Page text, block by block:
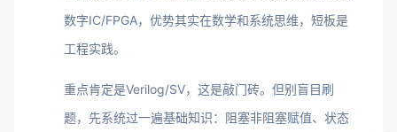
数字IC/FPGA，优势其实在数学和系统思维，短板是
工程实践。
重点肯定是Verilog/SV，这是敲门砖。但别盲目刷
题，先系统过一遍基础知识：阻塞非阻塞赋值、状态